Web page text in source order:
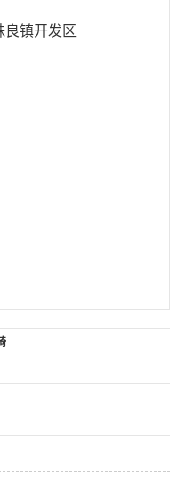
良镇开发区